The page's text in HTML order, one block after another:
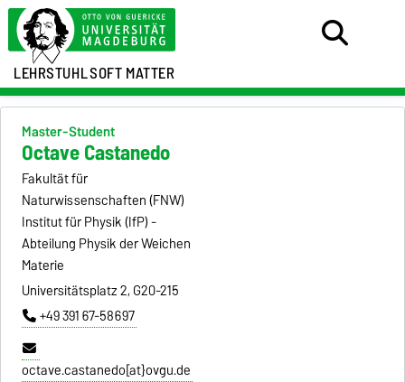
LEHRSTUHLSOFT MATTER
Master-Student
Octave Castanedo
Fakultät für
Naturwissenschaften (FNW)
Institut für Physik (IfP) -
Abteilung Physik der Weichen
Materie
Universitätsplatz 2, G20-215
+49 391 67-58697
octave.castanedo[at}ovgu.de